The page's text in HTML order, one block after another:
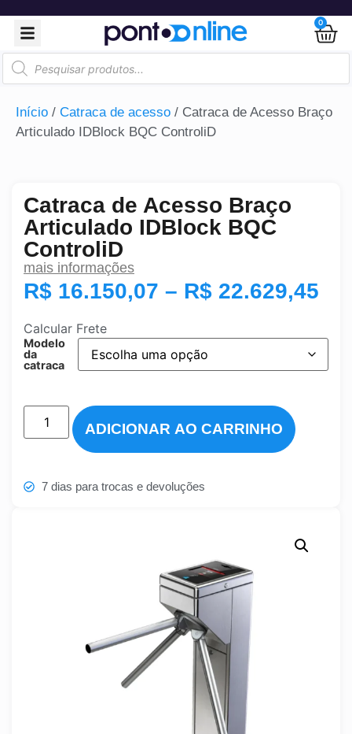
0
Início / Catraca de acesso / Catraca de Acesso Braço
Articulado IDBlock BQC ControliD
Catraca de Acesso Braço
Articulado IDBlock BQC
ControliD
mais informações
R$ 16.150,07 – R$ 22.629,45
Calcular Frete
Modelo
da
catraca
ADICIONAR AO CARRINHO
7 dias para trocas e devoluções